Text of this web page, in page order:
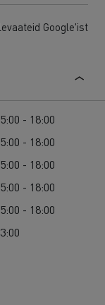
Google'ist
- 18:00
- 18:00
- 18:00
- 18:00
- 18:00